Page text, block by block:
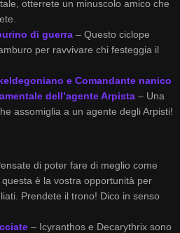
otterrete un minuscolo amico che
di guerra – Questo ciclope
per ravvivare chi festeggia il
e Comandante nanico
dell’agente Arpista – Una
assomiglia a un agente degli Arpisti!
di poter fare di meglio come
è la vostra opportunità per
Prendete il trono! Dico in senso
– Icyranthos e Decarythrix sono